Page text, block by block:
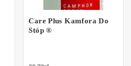
Care Plus Kamfora Do
Stóp ®